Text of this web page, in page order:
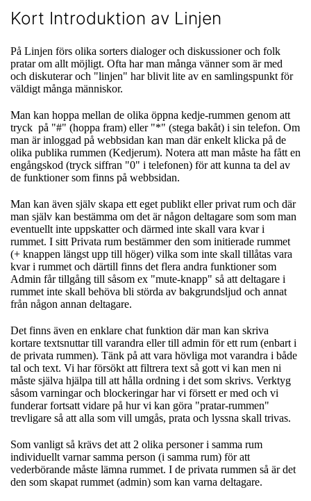
Kort Introduktion av Linjen
På Linjen förs olika sorters dialoger och diskussioner och folk
pratar om allt möjligt. Ofta har man många vänner som är med
och diskuterar och "linjen" har blivit lite av en samlingspunkt för
väldigt många människor.
Man kan hoppa mellan de olika öppna kedje-rummen genom att
tryck på "#" (hoppa fram) eller "*" (stega bakåt) i sin telefon. Om
man är inloggad på webbsidan kan man där enkelt klicka på de
olika publika rummen (Kedjerum). Notera att man måste ha fått en
engångskod (tryck siffran "0" i telefonen) för att kunna ta del av
de funktioner som finns på webbsidan.
Man kan även själv skapa ett eget publikt eller privat rum och där
man själv kan bestämma om det är någon deltagare som som man
eventuellt inte uppskatter och därmed inte skall vara kvar i
rummet. I sitt Privata rum bestämmer den som initierade rummet
(+ knappen längst upp till höger) vilka som inte skall tillåtas vara
kvar i rummet och därtill finns det flera andra funktioner som
Admin får tillgång till såsom ex "mute-knapp" så att deltagare i
rummet inte skall behöva bli störda av bakgrundsljud och annat
från någon annan deltagare.
Det finns även en enklare chat funktion där man kan skriva
kortare textsnuttar till varandra eller till admin för ett rum (enbart i
de privata rummen). Tänk på att vara hövliga mot varandra i både
tal och text. Vi har försökt att filtrera text så gott vi kan men ni
måste själva hjälpa till att hålla ordning i det som skrivs. Verktyg
såsom varningar och blockeringar har vi försett er med och vi
funderar fortsatt vidare på hur vi kan göra "pratar-rummen"
trevligare så att alla som vill umgås, prata och lyssna skall trivas.
Som vanligt så krävs det att 2 olika personer i samma rum
individuellt varnar samma person (i samma rum) för att
vederbörande måste lämna rummet. I de privata rummen så är det
den som skapat rummet (admin) som kan varna deltagare.